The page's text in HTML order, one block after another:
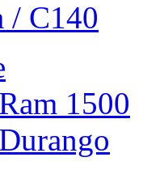
/ C140
1500